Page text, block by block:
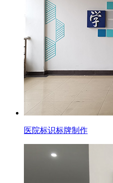
医院标识标牌制作